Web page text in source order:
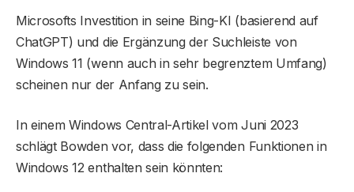
Microsofts Investition in seine Bing-KI (basierend auf
ChatGPT) und die Ergänzung der Suchleiste von
Windows 11 (wenn auch in sehr begrenztem Umfang)
scheinen nur der Anfang zu sein.
In einem Windows Central-Artikel vom Juni 2023
schlägt Bowden vor, dass die folgenden Funktionen in
Windows 12 enthalten sein könnten: